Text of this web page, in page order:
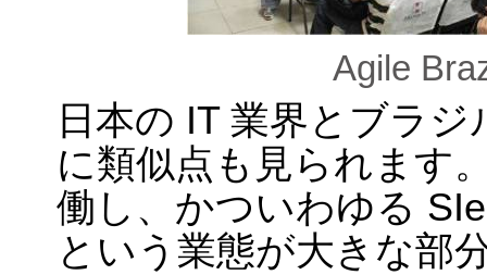
Agile
日本の IT 業界とブラ
に類似点も見られます
働し、かついわゆる
という業態が大きな部